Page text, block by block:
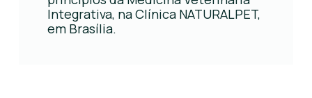
Integrativa, na Clínica NATURALPET,
em Brasília.